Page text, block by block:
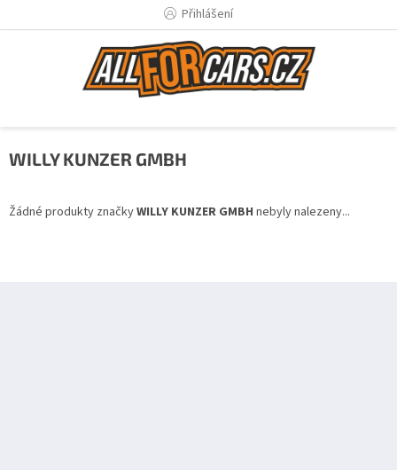
Přihlášení
WILLY KUNZER GMBH
Žádné produkty značkyWILLY KUNZER GMBH nebyly nalezeny...